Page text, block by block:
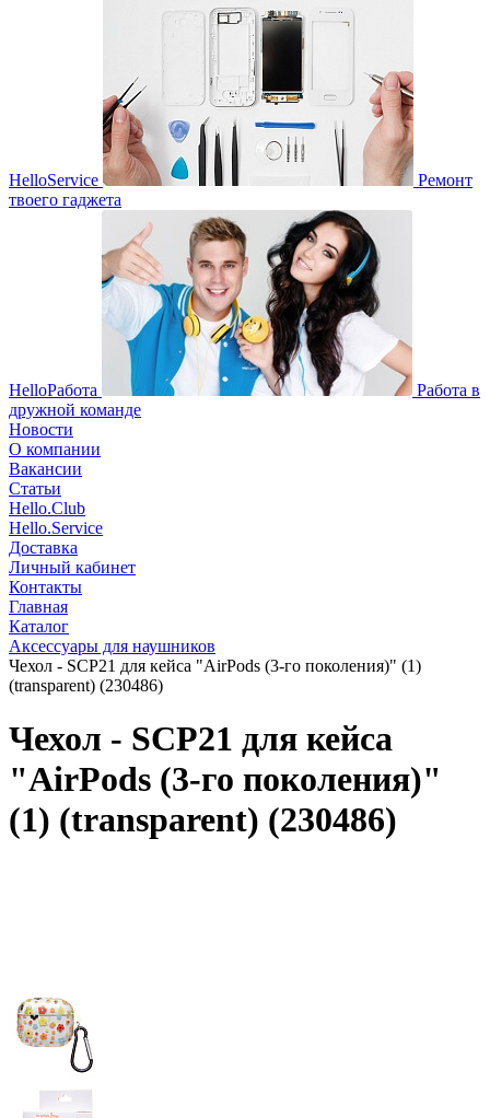
HelloService
Ремонт
твоего гаджета
HelloРабота
Работа в
дружной команде
Новости
О компании
Вакансии
Статьи
Hello.Club
Hello.Service
Доставка
Личный кабинет
Контакты
Главная
Каталог
Аксессуары для наушников
Чехол - SCP21 для кейса "AirPods (3-го поколения)" (1)
(transparent) (230486)
Чехол - SCP21 для кейса
"AirPods (3-го поколения)"
(1) (transparent) (230486)